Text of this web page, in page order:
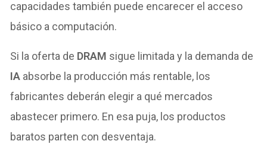
capacidades también puede encarecer el acceso
básico a computación.
Si la oferta de DRAM sigue limitada y la demanda de
IA absorbe la producción más rentable, los
fabricantes deberán elegir a qué mercados
abastecer primero. En esa puja, los productos
baratos parten con desventaja.